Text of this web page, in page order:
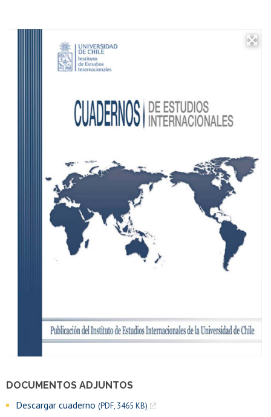
DOCUMENTOS ADJUNTOS
Descargar cuaderno (PDF, 3465 KB)